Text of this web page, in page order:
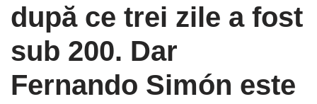
după ce trei zile a fost
sub 200. Dar
Fernando Simón este